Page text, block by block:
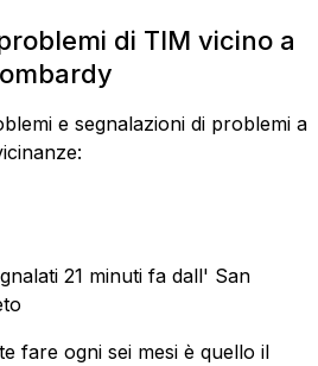
di TIM vicino a
e segnalazioni di problemi a
21 minuti fa dall' San
fare ogni sei mesi è quello il